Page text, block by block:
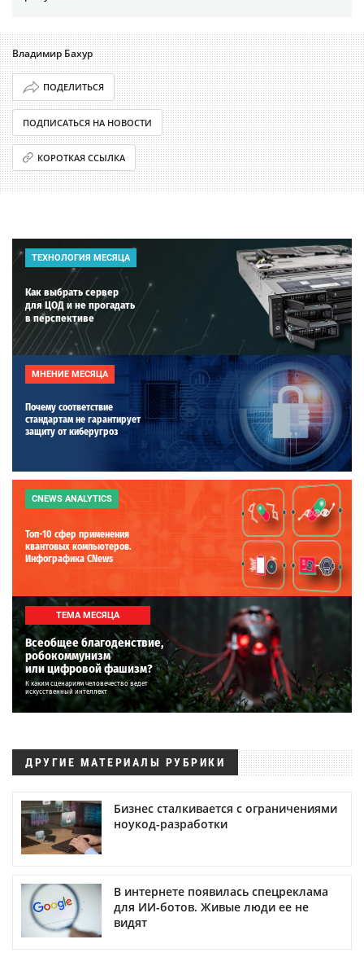
Владимир Бахур
ПОДЕЛИТЬСЯ
ПОДПИСАТЬСЯ НА НОВОСТИ
КОРОТКАЯ ССЫЛКА
ТЕХНОЛОГИЯ МЕСЯЦА
Как выбрать сервер
для ЦОД и не прогадать
в перспективе
МНЕНИЕ МЕСЯЦА
Почему соответствие
стандартам не гарантирует
защиту от киберугроз
CNEWS ANALYTICS
Топ-10 сфер применения
квантовых компьютеров.
Инфографика CNews
ТЕМА МЕСЯЦА
Всеобщее благоденствие,
робокоммунизм
или цифровой фашизм?
К каким сценариям человечество ведет
искусственный интеллект
ДРУГИЕ МАТЕРИАЛЫ РУБРИКИ
Бизнес сталкивается с ограничениями
ноукод-разработки
В интернете появилась спецреклама
для ИИ-ботов. Живые люди ее не
видят